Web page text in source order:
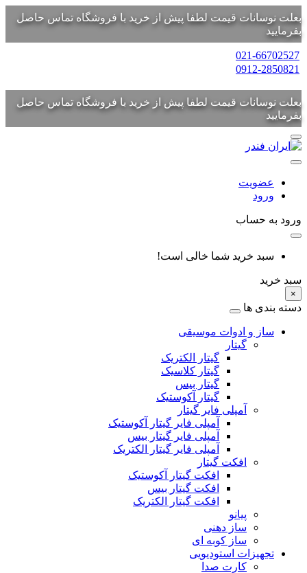
بعلت نوسانات قیمت لطفا پیش از خرید با فروشگاه تماس حاصل
بفرمایید
021-66702527
0912-2850821
بعلت نوسانات قیمت لطفا پیش از خرید با فروشگاه تماس حاصل
بفرمایید
عضویت
ورود
ورود به حساب
سبد خرید شما خالی است!
سبد خرید
×
دسته بندی ها
ساز و ادوات موسیقی
گیتار
گیتار الکتریک
گیتار کلاسیک
گیتار بیس
گیتار آکوستیک
آمپلی فایر گیتار
آمپلی فایر گیتار آکوستیک
آمپلی فایر گیتار بیس
آمپلی فایر گیتار الکتریک
افکت گیتار
افکت گیتار آکوستیک
افکت گیتار بیس
افکت گیتار الکتریک
پیانو
ساز دهنی
ساز کوبه ای
تجهیزات استودیویی
کارت صدا